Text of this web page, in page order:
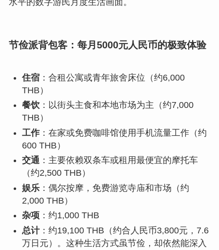
水平的数字游民月度生活画面。
节俭派背包客：每月5000元人民币的极致体验
住宿：合租公寓或青年旅舍床位（约6,000
THB）
餐饮：以街头主食和本地市场为主（约7,000
THB）
工作：在家或免费咖啡馆使用手机流量工作（约
600 THB）
交通：主要依赖双条车或租用最便宜的摩托车
（约2,500 THB）
娱乐：偶尔按摩，免费游览寺庙和市场（约
2,000 THB）
杂项：约1,000 THB
总计：约19,100 THB（约合人民币3,800元，7.6
万日元）。这种生活方式虽节俭，却依然能深入